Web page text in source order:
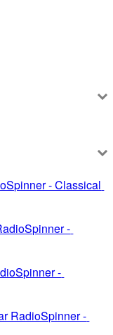
- Classical
-
-
RadioSpinner -